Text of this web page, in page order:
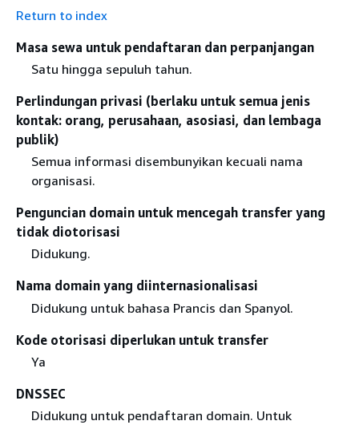
Return to index
Masa sewa untuk pendaftaran dan perpanjangan
Satu hingga sepuluh tahun.
Perlindungan privasi (berlaku untuk semua jenis
kontak: orang, perusahaan, asosiasi, dan lembaga
publik)
Semua informasi disembunyikan kecuali nama
organisasi.
Penguncian domain untuk mencegah transfer yang
tidak diotorisasi
Didukung.
Nama domain yang diinternasionalisasi
Didukung untuk bahasa Prancis dan Spanyol.
Kode otorisasi diperlukan untuk transfer
Ya
DNSSEC
Didukung untuk pendaftaran domain. Untuk